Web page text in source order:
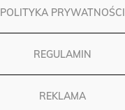
POLITYKA PRYWATNOŚCI
REGULAMIN
REKLAMA